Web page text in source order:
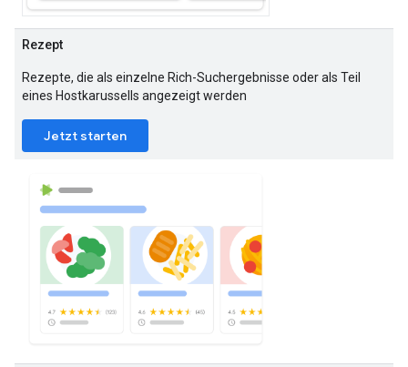
Rezept
Rezepte, die als einzelne Rich-Suchergebnisse oder als Teil
eines Hostkarussells angezeigt werden
Jetzt starten